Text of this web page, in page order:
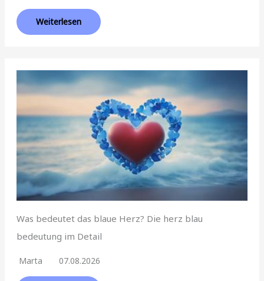
Weiterlesen
Was bedeutet das blaue Herz? Die herz blau
bedeutung im Detail
Marta 07.08.2026